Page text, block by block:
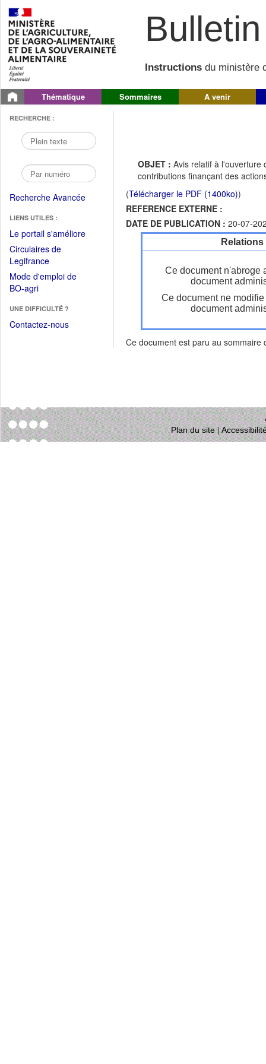
Instructions du ministère
Thématique Sommaires A venir
RECHERCHE :
Recherche Avancée
LIENS UTILES :
Le portail s'améliore(Fichier
Circulaires de
Legifrance(Ouvrir
dans
une
fenêtre)
Mode d'emploi de
BO-agri(Ouvrir
une
nouvelle
UNE DIFFICULTÉ ?
Contactez-nous
OBJET : Avis relatif à l'ouverture
contributions finançant des
(Télécharger le PDF (1400ko))
REFERENCE EXTERNE :
DATE DE PUBLICATION : 20-07-
Ce document n'abroge
document
Ce document ne
document
Ce document est paru au sommaire
Plan du site|